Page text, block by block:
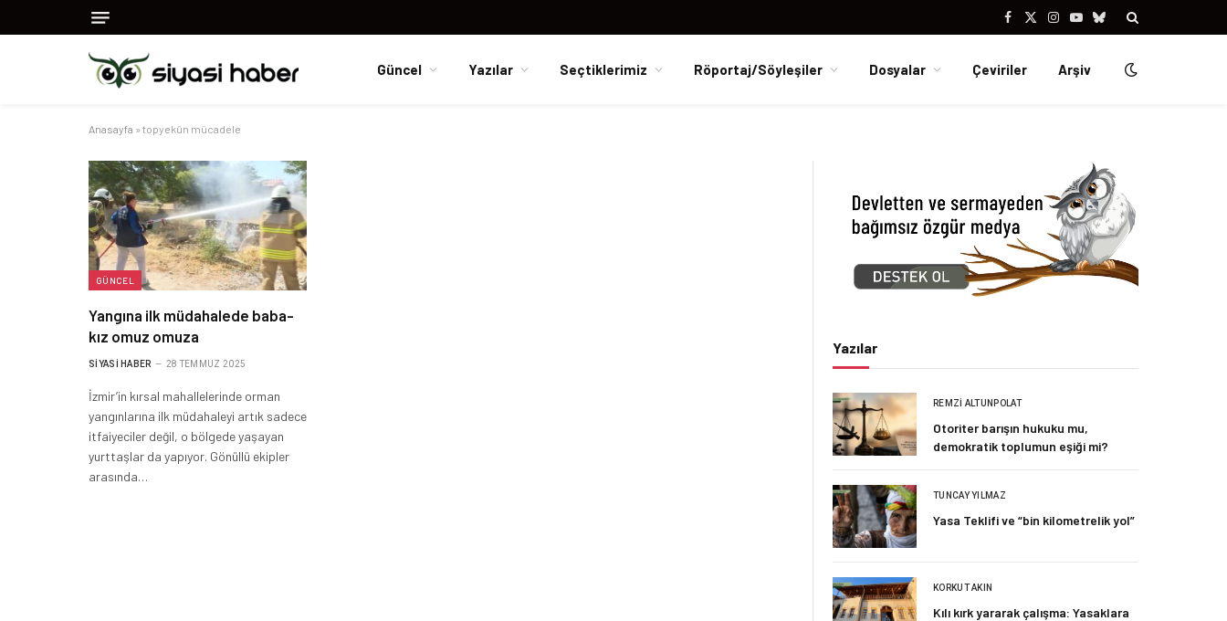
Facebook
X
Instagram
YouTubeBluesky
Güncel Yazılar Seçtiklerimiz Röportaj/Söyleşiler Dosyalar Çeviriler Arşiv
Anasayfa » topyekûn mücadele
GÜNCEL
Yangına ilk müdahalede baba-
kız omuz omuza
SIYASI HABER 28 TEMMUZ 2025
İzmir’in kırsal mahallelerinde orman
yangınlarına ilk müdahaleyi artık sadece
itfaiyeciler değil, o bölgede yaşayan
yurttaşlar da yapıyor. Gönüllü ekipler
arasında…
Yazılar
REMZI ALTUNPOLAT
Otoriter barışın hukuku mu,
demokratik toplumun eşiği mi?
TUNCAY YILMAZ
Yasa Teklifi ve “bin kilometrelik yol”
KORKUT AKIN
Kılı kırk yararak çalışma: Yasaklara